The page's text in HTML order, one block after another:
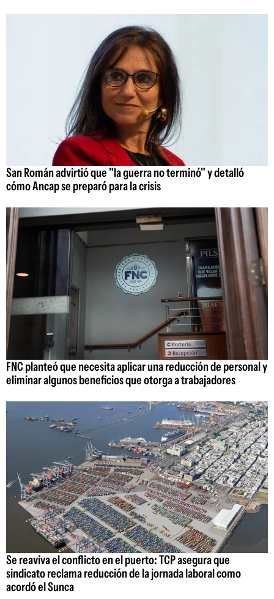
San Román advirtió que "la guerra no terminó" y detalló
cómo Ancap se preparó para la crisis
FNC planteó que necesita aplicar una reducción de personal y
eliminar algunos beneficios que otorga a trabajadores
Se reaviva el conflicto en el puerto: TCP asegura que
sindicato reclama reducción de la jornada laboral como
acordó el Sunca